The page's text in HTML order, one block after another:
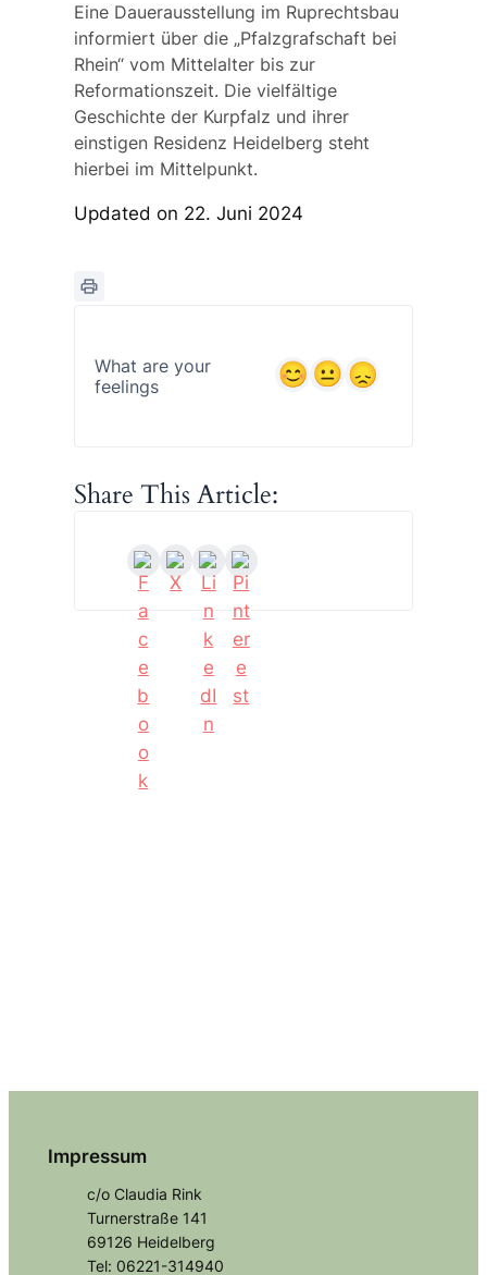
Eine Dauerausstellung im Ruprechtsbau
informiert über die „Pfalzgrafschaft bei
Rhein“ vom Mittelalter bis zur
Reformationszeit. Die vielfältige
Geschichte der Kurpfalz und ihrer
einstigen Residenz Heidelberg steht
hierbei im Mittelpunkt.
Updated on 22. Juni 2024
What are your
feelings
Share This Article:
Impressum
c/o Claudia Rink
Turnerstraße 141
69126 Heidelberg
Tel: 06221-314940